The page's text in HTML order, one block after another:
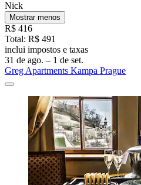
Nick
Mostrar menos
R$ 416
Total: R$ 491
inclui impostos e taxas
31 de ago. – 1 de set.
Greg Apartments Kampa Prague